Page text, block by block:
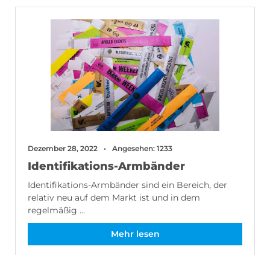
Dezember 28, 2022 Angesehen: 1233
Identifikations-Armbänder
Identifikations-Armbänder sind ein Bereich, der
relativ neu auf dem Markt ist und in dem
regelmäßig ...
Mehr lesen